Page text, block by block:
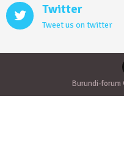
Twitter
Tweet us on twitter
Burundi-